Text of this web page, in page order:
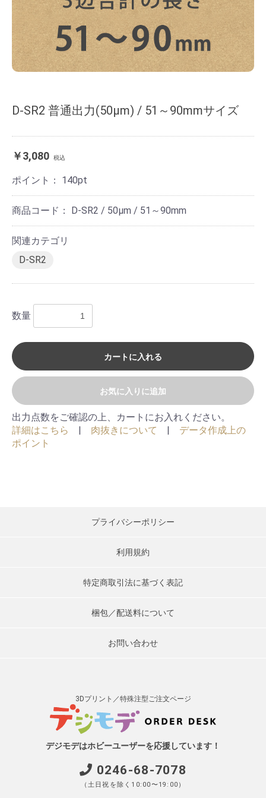
D-SR2 普通出力(50μm) / 51～90mmサイズ
￥3,080 税込
ポイント： 140pt
商品コード： D-SR2 / 50μm / 51～90mm
関連カテゴリ
D-SR2
数量
カートに入れる
お買い物を続ける
お気に入りに追加
出力点数をご確認の上、カートにお入れください。
詳細はこちら
| 肉抜きについて | データ作成上の
ポイント
プライバシーポリシー
利用規約
特定商取引法に基づく表記
梱包／配送料について
お問い合わせ
3Dプリント／特殊注型ご注文ページ
デジモデはホビーユーザーを応援しています！
0246-68-7078
（土日祝を除く10:00〜19:00）